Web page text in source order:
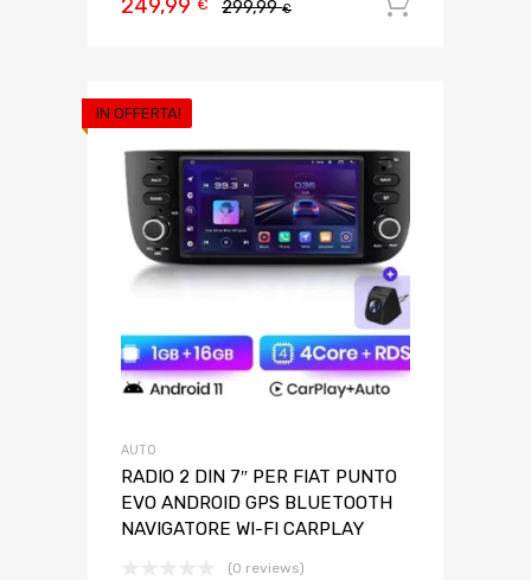
299,99€
249,99 €
IN OFFERTA!
AUTO
RADIO 2 DIN 7″ PER FIAT PUNTO
EVO ANDROID GPS BLUETOOTH
NAVIGATORE WI-FI CARPLAY
(0 reviews)